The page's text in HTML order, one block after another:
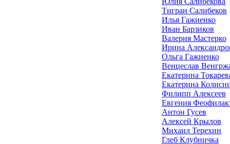
Тигран Салибеков
Илья Гажиенко
Иван Барзиков
Валерия Мастерко
Ирина
Ольга Гажиенко
Венцеслав
Екатерина
Екатерина
Филипп Алексеев
Евгения
Антон Гусев
Алексей Крылов
Михаил Терехин
Глеб Клубничка